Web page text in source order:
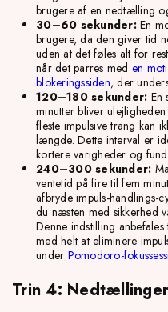
brugere af en nedtælling
30–60 sekunder:En
brugere, da den giver tid
uden at det føles alt for
når det parres med en
blokeringssiden, der
120–180 sekunder: En
minutter bliver
fleste impulsive trang kan
længde. Dette interval er
kortere varigheder og
240–300 sekunder:
ventetid på fire til fem
afbryde impuls-handlings-
du næsten med sikkerhed
Denne indstilling
med helt at eliminere
under Pomodoro-
Trin 4: